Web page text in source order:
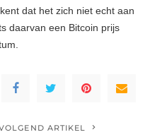
dat het zich niet echt aan
daarvan een Bitcoin prijs
ARTIKEL